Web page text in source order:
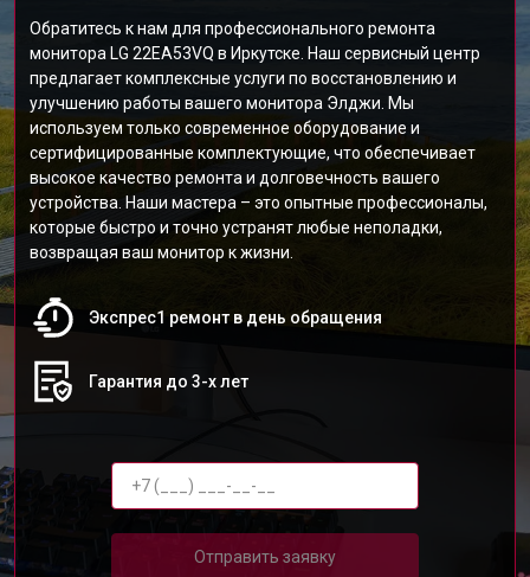
Обратитесь к нам для профессионального ремонта
монитора LG 22EA53VQ в Иркутске. Наш сервисный центр
предлагает комплексные услуги по восстановлению и
улучшению работы вашего монитора Элджи. Мы
используем только современное оборудование и
сертифицированные комплектующие, что обеспечивает
высокое качество ремонта и долговечность вашего
устройства. Наши мастера – это опытные профессионалы,
которые быстро и точно устранят любые неполадки,
возвращая ваш монитор к жизни.
Экспрес1 ремонт в день обращения
Гарантия до 3-х лет
Отправить заявку